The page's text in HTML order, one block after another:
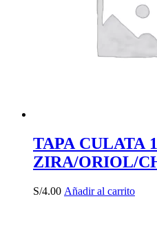
TAPA CULATA
ZIRA/ORIOL/
S/4.00 Añadir al carrito